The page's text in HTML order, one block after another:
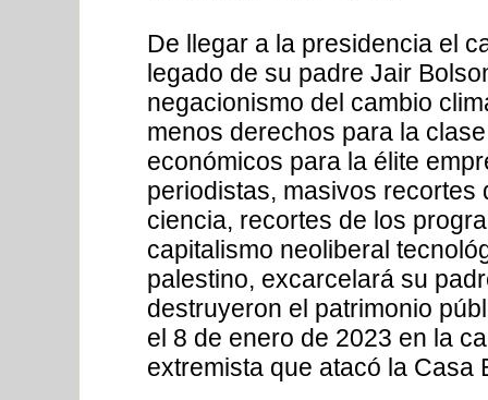
De llegar a la presidencia el
legado de su padre Jair
negacionismo del cambio
menos derechos para la
económicos para la élite
periodistas, masivos
ciencia, recortes de los
capitalismo neoliberal
palestino, excarcelará su
destruyeron el patrimonio
el 8 de enero de 2023 en la
extremista que atacó la Casa